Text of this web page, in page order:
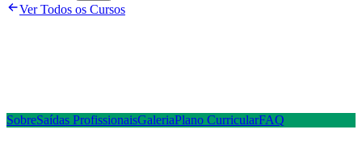
Ver Todos os Cursos
SobreSaídas ProfissionaisGaleriaPlano CurricularFAQ